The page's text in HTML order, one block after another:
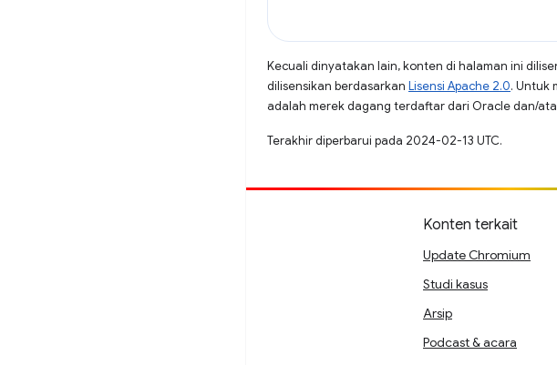
Kecuali dinyatakan lain, konten di halaman ini
dilisensikan berdasarkan Lisensi Apache 2.0. Untuk
adalah merek dagang terdaftar dari Oracle dan/
Terakhir diperbarui pada 2024-02-13 UTC.
Konten terkait
Update Chromium
Studi kasus
Arsip
Podcast & acara